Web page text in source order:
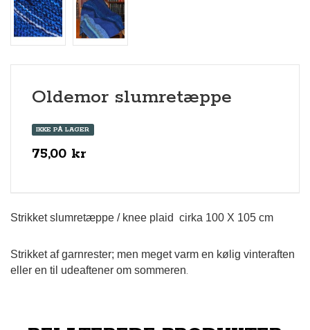
Oldemor slumretæppe
IKKE PÅ LAGER
75,00 kr
Strikket slumretæppe / knee plaid cirka 100 X 105 cm
Strikket af garnrester; men meget varm en kølig vinteraften
eller en til udeaftener om sommeren.